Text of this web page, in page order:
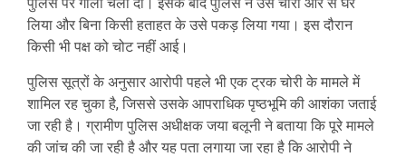
लिया और बिना किसी हताहत के उसे पकड़ लिया गया। इस दौरान
किसी भी पक्ष को चोट नहीं आई।
पुलिस सूत्रों के अनुसार आरोपी पहले भी एक ट्रक चोरी के मामले में
शामिल रह चुका है, जिससे उसके आपराधिक पृष्ठभूमि की आशंका जताई
जा रही है। ग्रामीण पुलिस अधीक्षक जया बलूनी ने बताया कि पूरे मामले
की जांच की जा रही है और यह पता लगाया जा रहा है कि आरोपी ने